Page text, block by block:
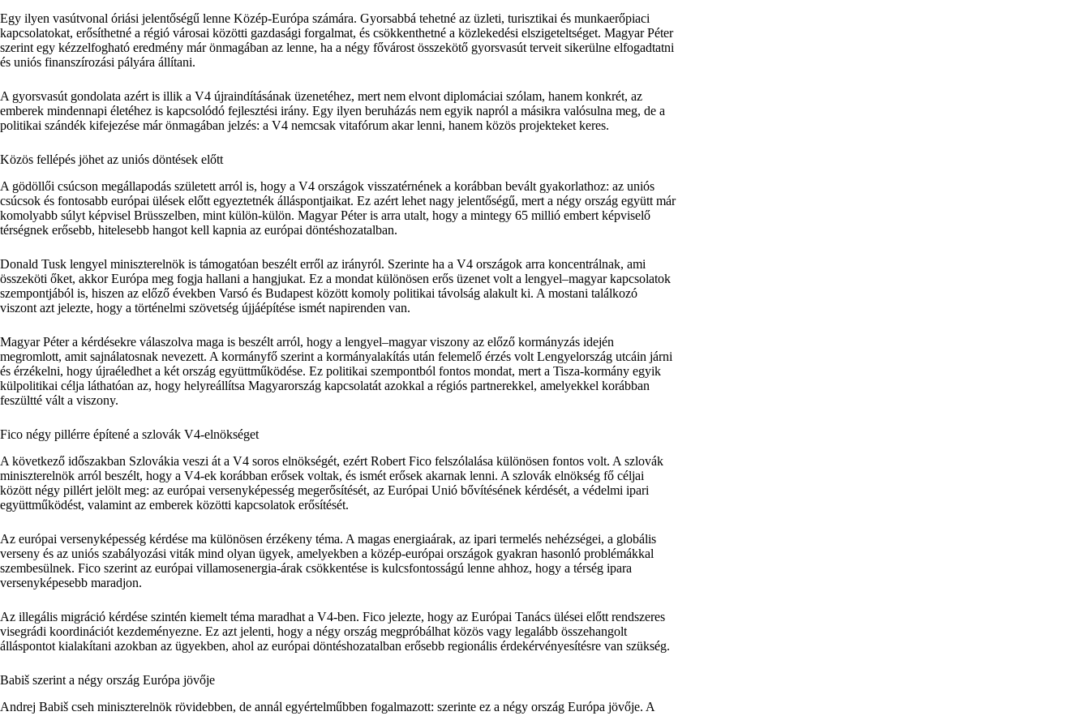
Egy ilyen vasútvonal óriási jelentőségű lenne Közép-Európa számára. Gyorsabbá tehetné az üzleti, turisztikai és munkaerőpiaci
kapcsolatokat, erősíthetné a régió városai közötti gazdasági forgalmat, és csökkenthetné a közlekedési elszigeteltséget. Magyar Péter
szerint egy kézzelfogható eredmény már önmagában az lenne, ha a négy fővárost összekötő gyorsvasút terveit sikerülne elfogadtatni
és uniós finanszírozási pályára állítani.
A gyorsvasút gondolata azért is illik a V4 újraindításának üzenetéhez, mert nem elvont diplomáciai szólam, hanem konkrét, az
emberek mindennapi életéhez is kapcsolódó fejlesztési irány. Egy ilyen beruházás nem egyik napról a másikra valósulna meg, de a
politikai szándék kifejezése már önmagában jelzés: a V4 nemcsak vitafórum akar lenni, hanem közös projekteket keres.
Közös fellépés jöhet az uniós döntések előtt
A gödöllői csúcson megállapodás született arról is, hogy a V4 országok visszatérnének a korábban bevált gyakorlathoz: az uniós
csúcsok és fontosabb európai ülések előtt egyeztetnék álláspontjaikat. Ez azért lehet nagy jelentőségű, mert a négy ország együtt már
komolyabb súlyt képvisel Brüsszelben, mint külön-külön. Magyar Péter is arra utalt, hogy a mintegy 65 millió embert képviselő
térségnek erősebb, hitelesebb hangot kell kapnia az európai döntéshozatalban.
Donald Tusk lengyel miniszterelnök is támogatóan beszélt erről az irányról. Szerinte ha a V4 országok arra koncentrálnak, ami
összeköti őket, akkor Európa meg fogja hallani a hangjukat. Ez a mondat különösen erős üzenet volt a lengyel–magyar kapcsolatok
szempontjából is, hiszen az előző években Varsó és Budapest között komoly politikai távolság alakult ki. A mostani találkozó
viszont azt jelezte, hogy a történelmi szövetség újjáépítése ismét napirenden van.
Magyar Péter a kérdésekre válaszolva maga is beszélt arról, hogy a lengyel–magyar viszony az előző kormányzás idején
megromlott, amit sajnálatosnak nevezett. A kormányfő szerint a kormányalakítás után felemelő érzés volt Lengyelország utcáin járni
és érzékelni, hogy újraéledhet a két ország együttműködése. Ez politikai szempontból fontos mondat, mert a Tisza-kormány egyik
külpolitikai célja láthatóan az, hogy helyreállítsa Magyarország kapcsolatát azokkal a régiós partnerekkel, amelyekkel korábban
feszültté vált a viszony.
Fico négy pillérre építené a szlovák V4-elnökséget
A következő időszakban Szlovákia veszi át a V4 soros elnökségét, ezért Robert Fico felszólalása különösen fontos volt. A szlovák
miniszterelnök arról beszélt, hogy a V4-ek korábban erősek voltak, és ismét erősek akarnak lenni. A szlovák elnökség fő céljai
között négy pillért jelölt meg: az európai versenyképesség megerősítését, az Európai Unió bővítésének kérdését, a védelmi ipari
együttműködést, valamint az emberek közötti kapcsolatok erősítését.
Az európai versenyképesség kérdése ma különösen érzékeny téma. A magas energiaárak, az ipari termelés nehézségei, a globális
verseny és az uniós szabályozási viták mind olyan ügyek, amelyekben a közép-európai országok gyakran hasonló problémákkal
szembesülnek. Fico szerint az európai villamosenergia-árak csökkentése is kulcsfontosságú lenne ahhoz, hogy a térség ipara
versenyképesebb maradjon.
Az illegális migráció kérdése szintén kiemelt téma maradhat a V4-ben. Fico jelezte, hogy az Európai Tanács ülései előtt rendszeres
visegrádi koordinációt kezdeményezne. Ez azt jelenti, hogy a négy ország megpróbálhat közös vagy legalább összehangolt
álláspontot kialakítani azokban az ügyekben, ahol az európai döntéshozatalban erősebb regionális érdekérvényesítésre van szükség.
Babiš szerint a négy ország Európa jövője
Andrej Babiš cseh miniszterelnök rövidebben, de annál egyértelműbben fogalmazott: szerinte ez a négy ország Európa jövője. A